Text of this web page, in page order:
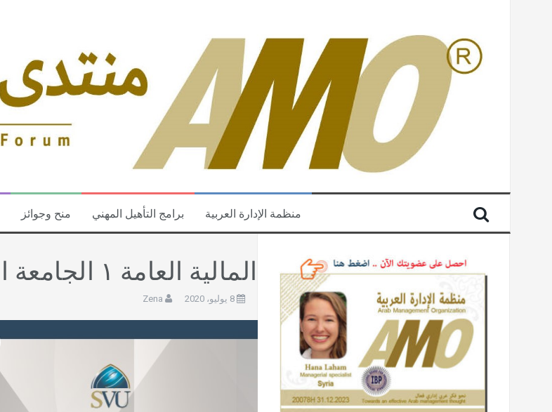
منح وجوائز برامج التأهيل المهني منظمة الإدارة العربية
المالية العامة ١ الجامعة الافتراضية السورية
8 يوليو، 2020 Zena